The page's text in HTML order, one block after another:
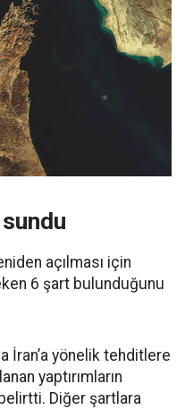
açılması için
6 şart bulunduğunu
İran’a yönelik tehditlere
yaptırımların
belirtti. Diğer şartlara